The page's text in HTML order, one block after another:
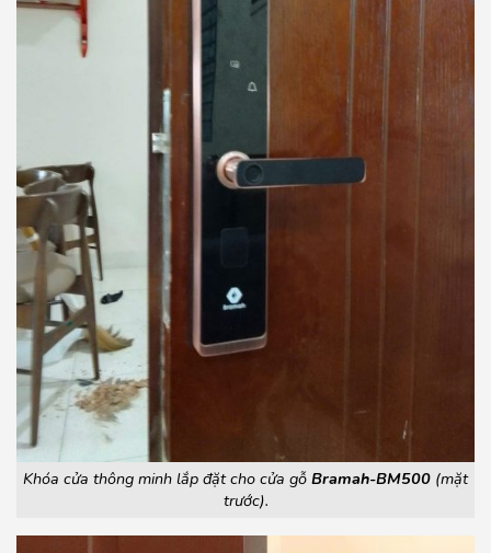
Khóa cửa thông minh lắp đặt cho cửa gỗ Bramah-BM500 (mặt
trước).